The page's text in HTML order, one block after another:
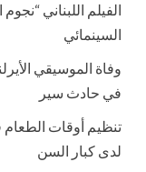
الفيلم اللبناني
السينمائي
وفاة الموسيقي
في حادث سير
تنظيم أوقات الطعام
لدى كبار السن